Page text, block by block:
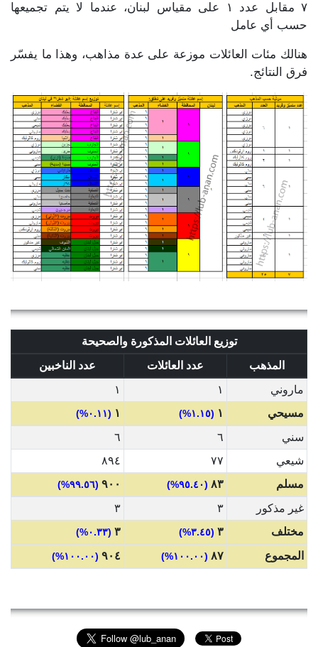
٧ مقابل عدد ١ على مقياس لبنان، عندما لا يتم تجميعها
حسب أي عامل
هنالك مئات العائلات موزعة على عدة مذاهب، وهذا ما يفسّر
فرق النتائج.
توزيع العائلات المذكورة والصحيحة
المذهب
عدد العائلات
عدد الناخبين
ماروني
١
١
مسيحي
١ (١.١٥%) ١ (٠.١١%)
سني ٦
٦
شيعي
٧٧
٨٩٤
مسلم
٨٣ (٩٥.٤٠%) ٩٠٠ (٩٩.٥٦%)
غير مذكور ٣
٣
مختلف
٣ (٣.٤٥%) ٣ (٠.٣٣%)
المجموع ٨٧ (١٠٠.٠٠%) ٩٠٤ (١٠٠.٠٠%)